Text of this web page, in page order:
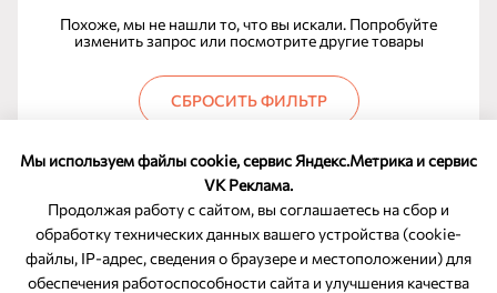
Мы используем файлы cookie, сервис Яндекс.Метрика и сервис
VK Реклама.
Продолжая работу с сайтом, вы соглашаетесь на сбор и
обработку технических данных вашего устройства (cookie-
файлы, IP-адрес, сведения о браузере и местоположении) для
обеспечения работоспособности сайта и улучшения качества
Похоже, мы не нашли то, что вы искали. Попробуйте
изменить запрос или посмотрите другие товары
СБРОСИТЬ ФИЛЬТР
ОБРАТНАЯ СВЯЗЬ